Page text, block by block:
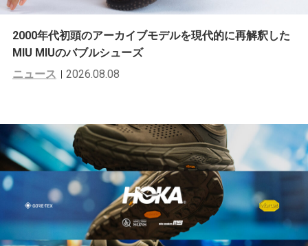
2000年代初頭のアーカイブモデルを現代的に再解釈した
MIU MIUのバブルシューズ
ニュース
2026.08.08